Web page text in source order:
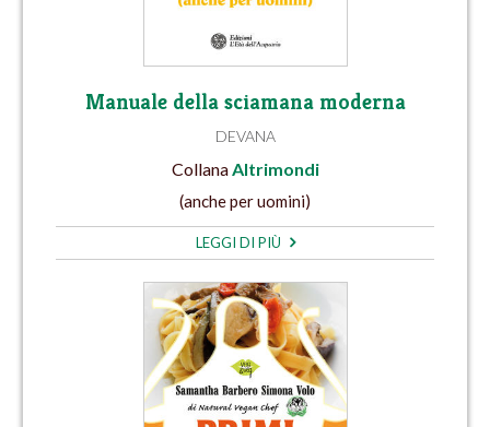
Manuale della sciamana moderna
DEVANA
Collana Altrimondi
(anche per uomini)
LEGGI DI PIÙ